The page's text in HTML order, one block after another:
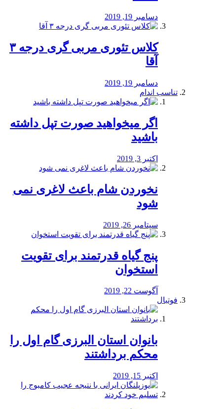
دسامبر 19, 2019
کلاس تئوری مربی گری درجه ۳
آقا
دسامبر 19, 2019
تناسب اندام
اگر میخواهید صورت تپل داشته
باشید
اکتبر 3, 2019
نخوردن شام باعث لاغری نمی
‌شود
سپتامبر 26, 2019
پنج گیاه قدرتمند برای تقویت
استخوان
آگوست 22, 2019
فوتبال
بانوان استان البرزی گام اول را
محكم برداشتند
اکتبر 15, 2019